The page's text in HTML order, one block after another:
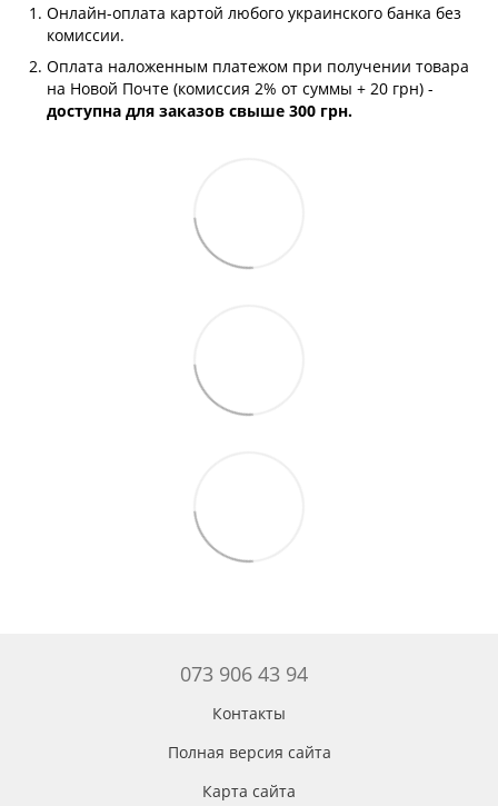
Онлайн-оплата картой любого украинского банка без
комиссии.
Оплата наложенным платежом при получении товара
на Новой Почте (комиссия 2% от суммы + 20 грн) -
доступна для заказов свыше 300 грн.
073 906 43 94
Контакты
Полная версия сайта
Карта сайта